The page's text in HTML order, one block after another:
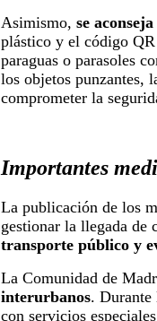
Asimismo, se
plástico y el código
paraguas o parasoles
los objetos punzantes,
comprometer la
Importantes
La publicación de los
gestionar la llegada de
transporte público y
La Comunidad de
interurbanos. Durante
con servicios